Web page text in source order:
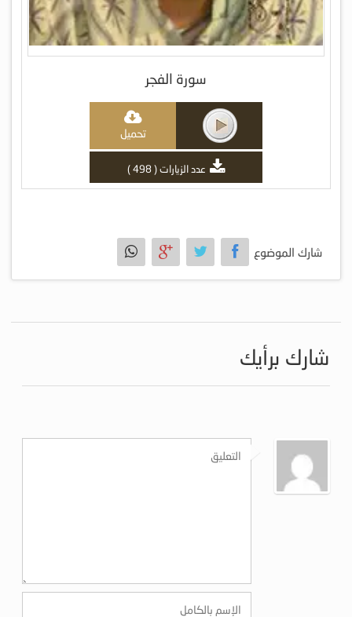
سورة الفجر
تحميل
عدد الزيارات ( 498 )
شارك الموضوع
شارك برأيك